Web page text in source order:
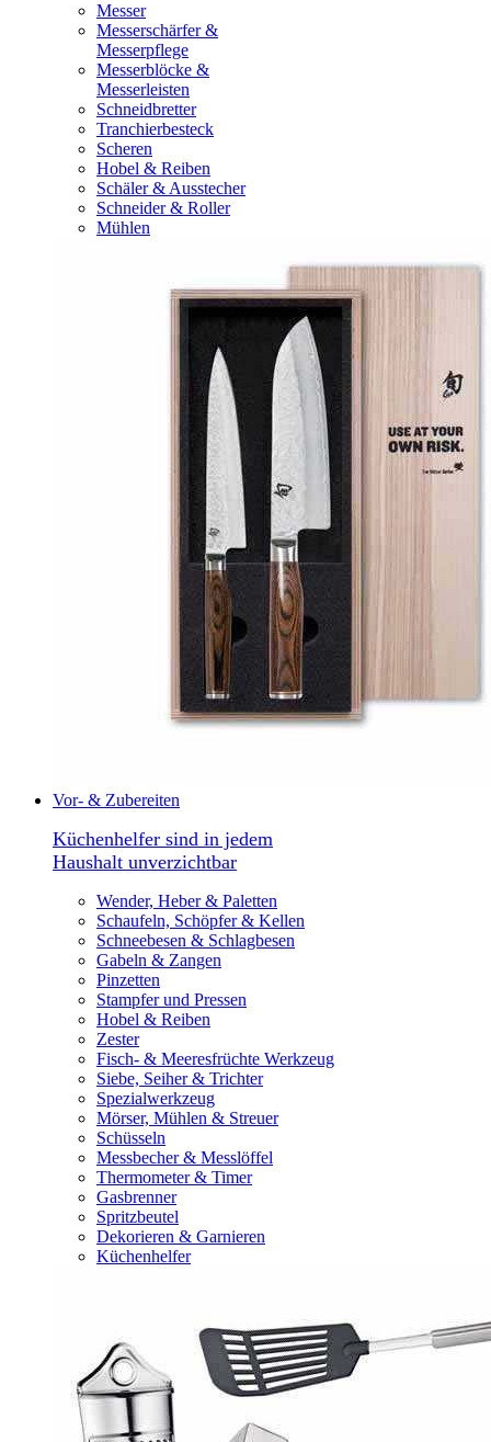
Messer
Messerschärfer &
Messerpflege
Messerblöcke &
Messerleisten
Schneidbretter
Tranchierbesteck
Scheren
Hobel & Reiben
Schäler & Ausstecher
Schneider & Roller
Mühlen
Vor- & Zubereiten
Küchenhelfer sind in jedem
Haushalt unverzichtbar
Wender, Heber & Paletten
Schaufeln, Schöpfer & Kellen
Schneebesen & Schlagbesen
Gabeln & Zangen
Pinzetten
Stampfer und Pressen
Hobel & Reiben
Zester
Fisch- & Meeresfrüchte Werkzeug
Siebe, Seiher & Trichter
Spezialwerkzeug
Mörser, Mühlen & Streuer
Schüsseln
Messbecher & Messlöffel
Thermometer & Timer
Gasbrenner
Spritzbeutel
Dekorieren & Garnieren
Küchenhelfer